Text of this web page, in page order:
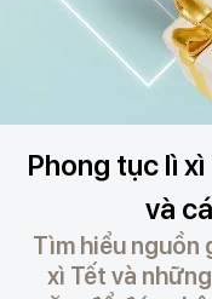
Phong tục lì
và
Tìm hiểu nguồn
xì Tết và